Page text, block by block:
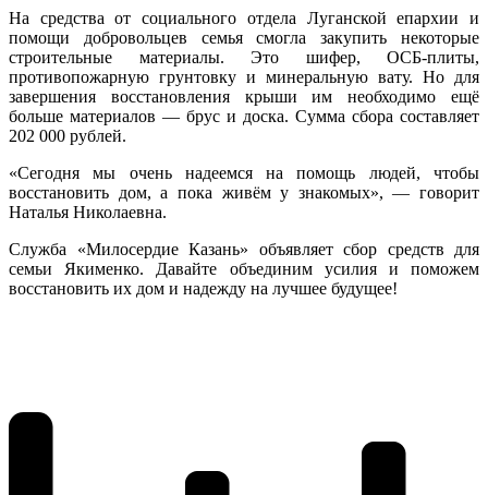
На средства от социального отдела Луганской епархии и
помощи добровольцев семья смогла закупить некоторые
строительные материалы. Это шифер, ОСБ-плиты,
противопожарную грунтовку и минеральную вату. Но для
завершения восстановления крыши им необходимо ещё
больше материалов — брус и доска. Сумма сбора составляет
202 000 рублей.
«Сегодня мы очень надеемся на помощь людей, чтобы
восстановить дом, а пока живём у знакомых», — говорит
Наталья Николаевна.
Служба «Милосердие Казань» объявляет сбор средств для
семьи Якименко. Давайте объединим усилия и поможем
восстановить их дом и надежду на лучшее будущее!